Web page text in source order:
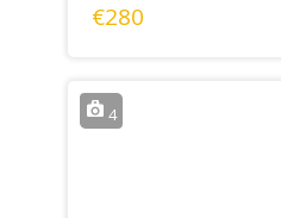
€280
4